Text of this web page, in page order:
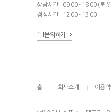
상담시간 : 09:00~18:00 (토,
점심시간 : 12:00~13:00
1:1문의하기
홈 회사소개 이용